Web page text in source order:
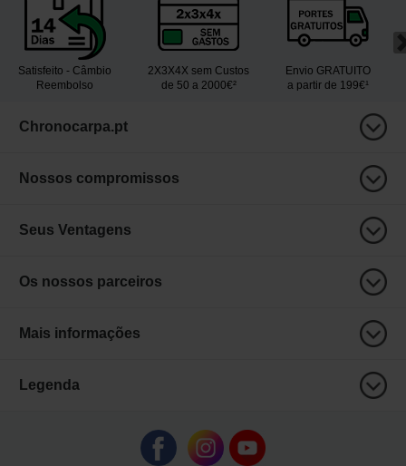
Satisfeito - Câmbio
Reembolso
2X3X4X sem Custos
de 50 a 2000€²
Envio GRATUITO
a partir de 199€¹
Chronocarpa.pt
Nossos compromissos
Seus Ventagens
Os nossos parceiros
Mais informações
Legenda